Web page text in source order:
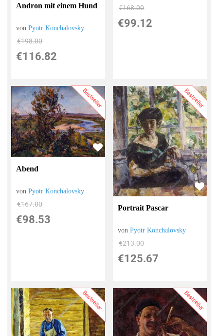
Andron mit einem Hund
vonPyotr Konchalovsky
€198.00
€116.82
€168.00
€99.12
Bestseller
Abend
vonPyotr Konchalovsky
€167.00
€98.53
Bestseller
Portrait Pascar
vonPyotr Konchalovsky
€213.00
€125.67
Bestseller Bestseller